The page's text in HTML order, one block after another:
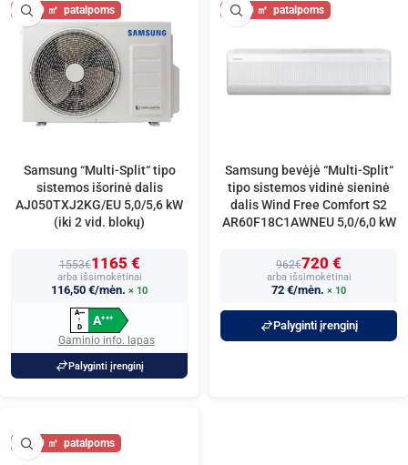
60
Samsung “Multi-Split“ tipo
sistemos išorinė dalis
AJ050TXJ2KG/EU 5,0/5,6 kW
(iki 2 vid. blokų)
1553€1165 €
arba išsimokėtinai
116,50 €/mėn. × 10
A+++
↑
D
A+++
Gaminio info. lapas
Palyginti įrenginį
60
Samsung bevėjė “Multi-Split“
tipo sistemos vidinė sieninė
dalis Wind Free Comfort S2
AR60F18C1AWNEU 5,0/6,0 kW
962€720 €
arba išsimokėtinai
72 €/mėn. × 10
Palyginti įrenginį
60